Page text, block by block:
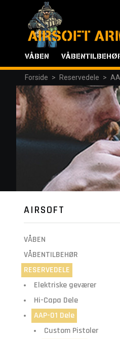
Forside > Reservedele >
AIRSOFT
VÅBEN
VÅBENTILBEHØR
RESERVEDELE
Elektriske geværer
Hi-Capa Dele
AAP-01 Dele
Custom Pistoler
VÅBEN